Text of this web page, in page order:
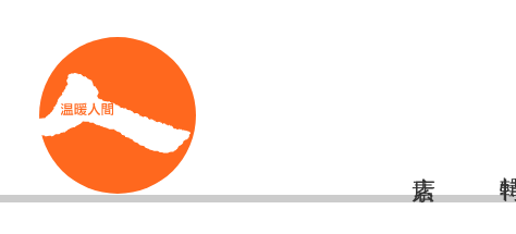
Shortcut